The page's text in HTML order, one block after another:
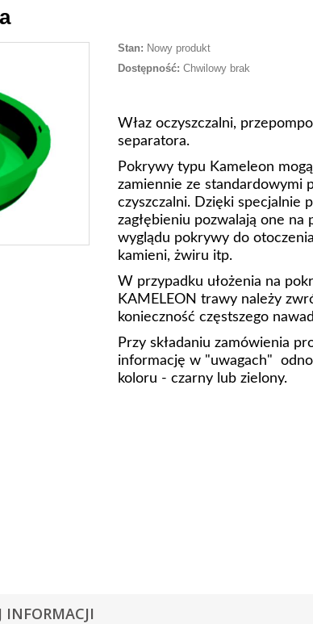
Stan: Nowy produkt
Dostępność: Chwilowy brak
Właz oczyszczalni,
separatora.
Pokrywy typu Kameleon
zamiennie ze standardowymi
czyszczalni. Dzięki specjalnie
zagłębieniu pozwalają one na
wyglądu pokrywy do
kamieni, żwiru itp.
W przypadku ułożenia na
KAMELEON trawy należy
konieczność częstszego
Przy składaniu zamówienia
informację w "uwagach"
koloru - czarny lub zielony.
INFORMACJI